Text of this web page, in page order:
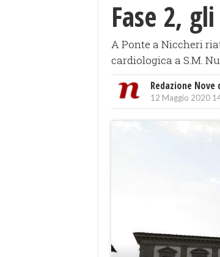
Fase 2,
A Ponte a Niccheri
cardiologica a S.M.
Redazione Nove
12 Maggio 2020